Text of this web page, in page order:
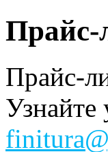
Прайс-
Прайс-
Узнайте